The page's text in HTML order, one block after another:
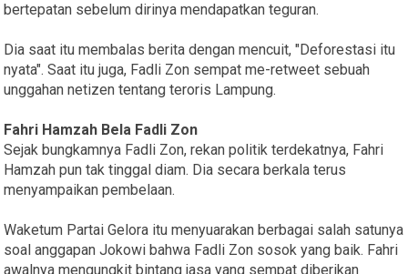
bertepatan sebelum dirinya mendapatkan teguran.
Dia saat itu membalas berita dengan mencuit, "Deforestasi itu
nyata". Saat itu juga, Fadli Zon sempat me-retweet sebuah
unggahan netizen tentang teroris Lampung.
Fahri Hamzah Bela Fadli Zon
Sejak bungkamnya Fadli Zon, rekan politik terdekatnya, Fahri
Hamzah pun tak tinggal diam. Dia secara berkala terus
menyampaikan pembelaan.
Waketum Partai Gelora itu menyuarakan berbagai salah satunya
soal anggapan Jokowi bahwa Fadli Zon sosok yang baik. Fahri
awalnya mengungkit bintang jasa yang sempat diberikan